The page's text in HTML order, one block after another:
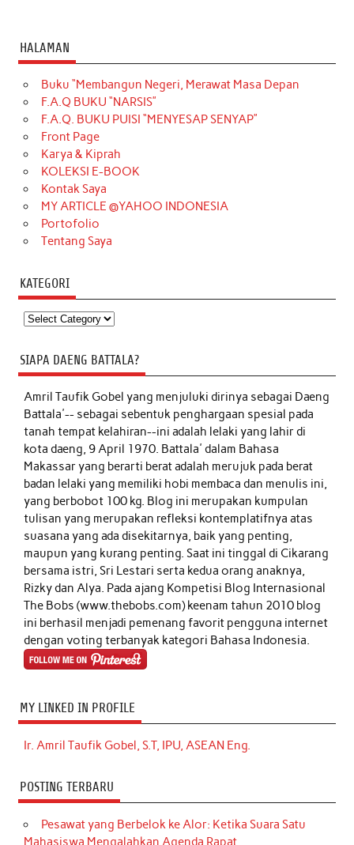
HALAMAN
Buku “Membangun Negeri, Merawat Masa Depan
F.A.Q BUKU “NARSIS”
F.A.Q. BUKU PUISI “MENYESAP SENYAP”
Front Page
Karya & Kiprah
KOLEKSI E-BOOK
Kontak Saya
MY ARTICLE @YAHOO INDONESIA
Portofolio
Tentang Saya
KATEGORI
Kategori
SIAPA DAENG BATTALA?
Amril Taufik Gobelyang menjuluki dirinya sebagai Daeng
Battala'-- sebagai sebentuk penghargaan spesial pada
tanah tempat kelahiran--ini adalah lelaki yang lahir di
kota daeng, 9 April 1970. Battala' dalam Bahasa
Makassar yang berarti berat adalah merujuk pada berat
badan lelaki yang memiliki hobi membaca dan menulis ini,
yang berbobot 100 kg. Blog ini merupakan kumpulan
tulisan yang merupakan refleksi kontemplatifnya atas
suasana yang ada disekitarnya, baik yang penting,
maupun yang kurang penting. Saat ini tinggal di Cikarang
bersama istri, Sri Lestari serta kedua orang anaknya,
Rizky dan Alya. Pada ajang Kompetisi Blog Internasional
The Bobs (www.thebobs.com) keenam tahun 2010 blog
ini berhasil menjadi pemenang favorit pengguna internet
dengan voting terbanyak kategori Bahasa Indonesia.
MY LINKED IN PROFILE
Ir. Amril Taufik Gobel, S.T, IPU, ASEAN Eng.
POSTING TERBARU
Pesawat yang Berbelok ke Alor: Ketika Suara Satu
Mahasiswa Mengalahkan Agenda Rapat